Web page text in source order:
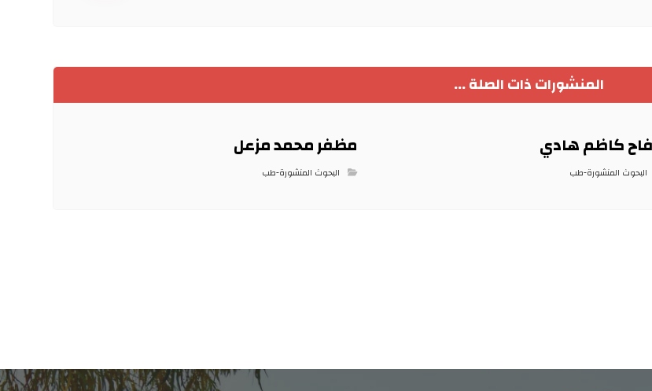
المنشورات ذات الصلة ...
كاظم هادي
البحوث المنشورة-طب
مظفر محمد مزعل
البحوث المنشورة-طب